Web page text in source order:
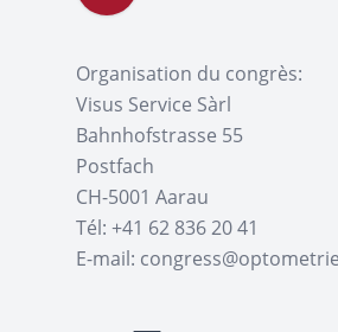
Organisation du congrès:
Visus Service Sàrl
Bahnhofstrasse 55
Postfach
CH-5001 Aarau
Tél: +41 62 836 20 41
E-mail: